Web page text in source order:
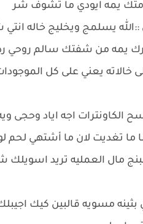
يمه ايودي ما تشوف شر
يسلمج ويخليج خاله انتي
يمه من شفتك سالم روحي
خالاته يعني على كل
الكاونترات اجه اياد وحجى
ما تغديت لان ما أشتهي لحم
مال العمليه تريد اسويلك
مسويه قالبين كيك